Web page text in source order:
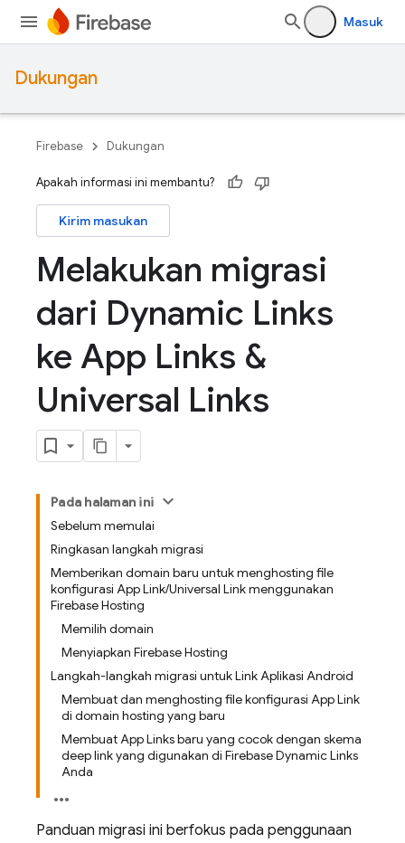
Masuk
Dukungan
Firebase Dukungan
Apakah informasi ini membantu?
Kirim masukan
Melakukan migrasi
dari Dynamic Links
ke App Links &
Universal Links
Pada halaman ini
Sebelum memulai
Ringkasan langkah migrasi
Memberikan domain baru untuk menghosting file
konfigurasi App Link/Universal Link menggunakan
Firebase Hosting
Memilih domain
Menyiapkan Firebase Hosting
Langkah-langkah migrasi untuk Link Aplikasi Android
Membuat dan menghosting file konfigurasi App Link
di domain hosting yang baru
Membuat App Links baru yang cocok dengan skema
deep link yang digunakan di Firebase Dynamic Links
Anda
Panduan migrasi ini berfokus pada penggunaan